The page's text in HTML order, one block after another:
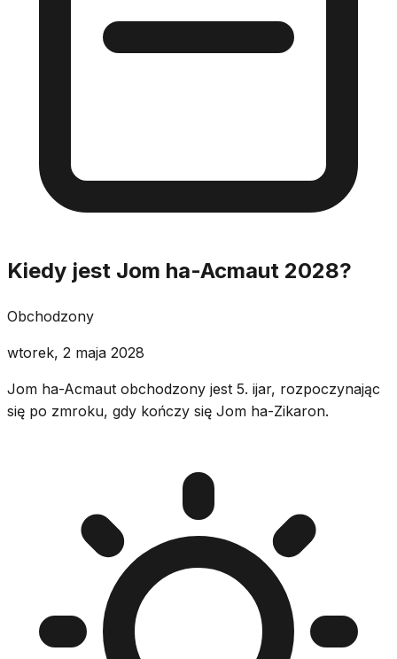
Kiedy jest Jom ha-Acmaut 2028?
Obchodzony
wtorek, 2 maja 2028
Jom ha-Acmaut obchodzony jest 5. ijar, rozpoczynając
się po zmroku, gdy kończy się Jom ha-Zikaron.